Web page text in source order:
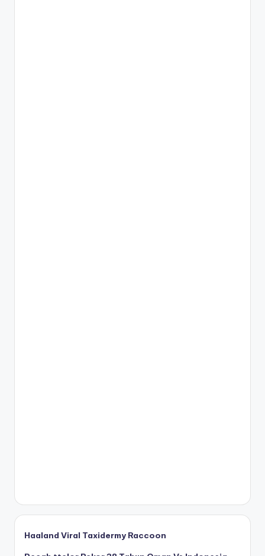
Haaland Viral Taxidermy Raccoon